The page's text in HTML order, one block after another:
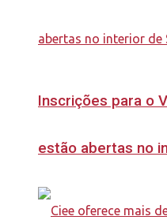
Inscrições para o
estão abertas no